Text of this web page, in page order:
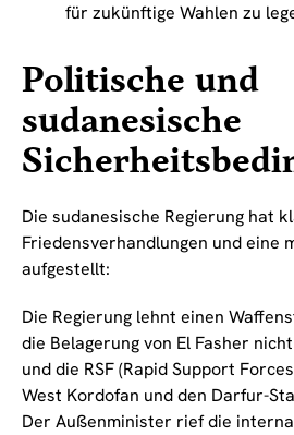
für zukünftige Wahlen zu
Politische und
sudanesische
Die sudanesische Regierung hat
Friedensverhandlungen und eine
aufgestellt:
Die Regierung lehnt einen
die Belagerung von El Fasher
und die RSF (Rapid Support
West Kordofan und den Darfur-
Der Außenminister rief die